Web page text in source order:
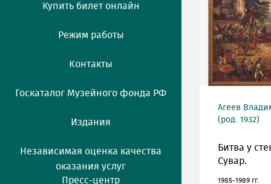
Купить билет онлайн
Режим работы
Контакты
Госкаталог Музейного фонда РФ
Издания
Независимая оценка качества
оказания услуг
Пресс-центр
Агеев
(род. 1932)
Битва у
Сувар.
1985-1989 гг.